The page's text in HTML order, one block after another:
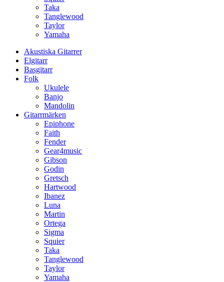
Taka
Tanglewood
Taylor
Yamaha
Akustiska Gitarrer
Elgitarr
Basgitarr
Folk
Ukulele
Banjo
Mandolin
Gitarrmärken
Epiphone
Faith
Fender
Gear4music
Gibson
Godin
Gretsch
Hartwood
Ibanez
Luna
Martin
Ortega
Sigma
Squier
Taka
Tanglewood
Taylor
Yamaha